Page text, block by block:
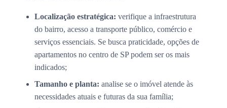
Localização estratégica: verifique a infraestrutura
do bairro, acesso a transporte público, comércio e
serviços essenciais. Se busca praticidade, opções de
apartamentos no centro de SP podem ser os mais
indicados;
Tamanho e planta: analise se o imóvel atende às
necessidades atuais e futuras da sua família;